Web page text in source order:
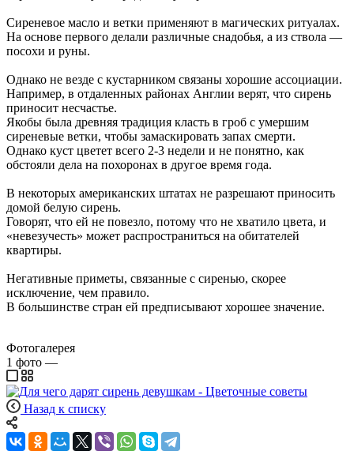
Сиреневое масло и ветки применяют в магических ритуалах.
На основе первого делали различные снадобья, а из ствола —
посохи и руны.
Однако не везде с кустарником связаны хорошие ассоциации.
Например, в отдаленных районах Англии верят, что сирень
приносит несчастье.
Якобы была древняя традиция класть в гроб с умершим
сиреневые ветки, чтобы замаскировать запах смерти.
Однако куст цветет всего 2-3 недели и не понятно, как
обстояли дела на похоронах в другое время года.
В некоторых американских штатах не разрешают приносить
домой белую сирень.
Говорят, что ей не повезло, потому что не хватило цвета, и
«невезучесть» может распространиться на обитателей
квартиры.
Негативные приметы, связанные с сиренью, скорее
исключение, чем правило.
В большинстве стран ей предписывают хорошее значение.
Фотогалерея
1 фото —
Назад к списку